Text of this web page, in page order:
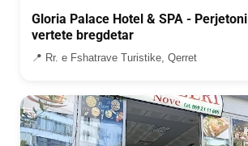
Gloria Palace Hotel & SPA -
vertete bregdetar
📍 Rr. e Fshatrave Turistike, Qerret